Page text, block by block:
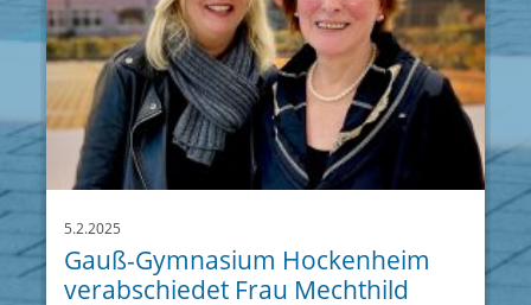
5.2.2025
Gauß-Gymnasium Hockenheim
verabschiedet Frau Mechthild